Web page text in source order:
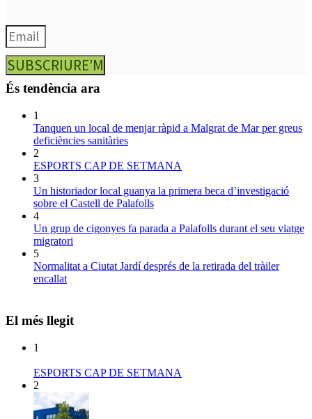
SUBSCRIURE’M
És tendència ara
1
Tanquen un local de menjar ràpid a Malgrat de Mar per greus
deficiències sanitàries
2
ESPORTS CAP DE SETMANA
3
Un historiador local guanya la primera beca d’investigació
sobre el Castell de Palafolls
4
Un grup de cigonyes fa parada a Palafolls durant el seu viatge
migratori
5
Normalitat a Ciutat Jardí després de la retirada del tràiler
encallat
El més llegit
1
ESPORTS CAP DE SETMANA
2